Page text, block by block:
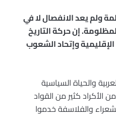
ولم يعد الانفصال لا في
إن حركة التاريخ
وإتحاد الشعوب
والحياة السياسية
الأكراد كثير من القواد
والفلاسفة خدموا